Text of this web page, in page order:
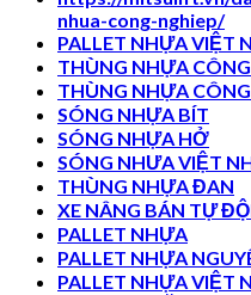
nhua-cong-nghiep/
PALLET NHỰA VIỆT
THÙNG NHỰA
THÙNG NHỰA
SÓNG NHỰA BÍT
SÓNG NHỰA HỞ
SÓNG NHƯA VIỆT
THÙNG NHỰA ĐAN
XE NÂNG BÁN TỰ
PALLET NHỰA
PALLET NHỰA
PALLET NHỰA VIỆT